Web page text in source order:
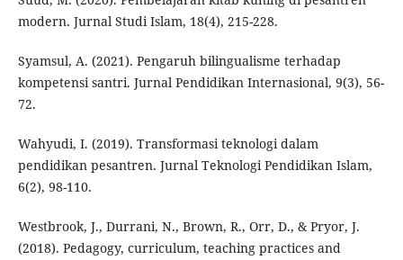
modern. Jurnal Studi Islam, 18(4), 215-228.
Syamsul, A. (2021). Pengaruh bilingualisme terhadap
kompetensi santri. Jurnal Pendidikan Internasional, 9(3), 56-
72.
Wahyudi, I. (2019). Transformasi teknologi dalam
pendidikan pesantren. Jurnal Teknologi Pendidikan Islam,
6(2), 98-110.
Westbrook, J., Durrani, N., Brown, R., Orr, D., & Pryor, J.
(2018). Pedagogy, curriculum, teaching practices and